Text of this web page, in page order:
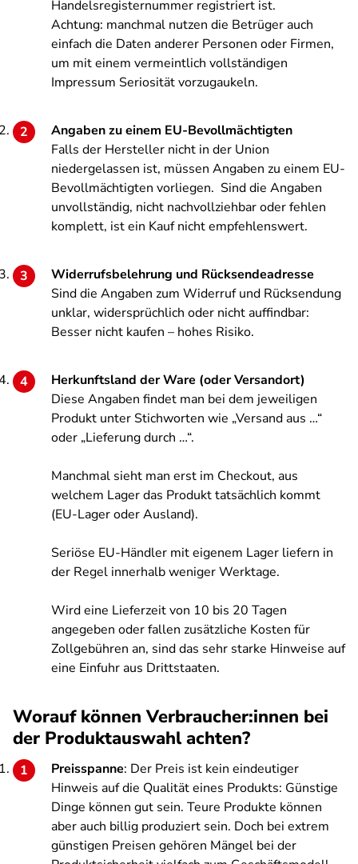
Handelsregisternummer registriert ist.
Achtung: manchmal nutzen die Betrüger auch
einfach die Daten anderer Personen oder Firmen,
um mit einem vermeintlich vollständigen
Impressum Seriosität vorzugaukeln.
Angaben zu einem EU-Bevollmächtigten
Falls der Hersteller nicht in der Union
niedergelassen ist, müssen Angaben zu einem EU-
Bevollmächtigten vorliegen. Sind die Angaben
unvollständig, nicht nachvollziehbar oder fehlen
komplett, ist ein Kauf nicht empfehlenswert.
Widerrufsbelehrung und Rücksendeadresse
Sind die Angaben zum Widerruf und Rücksendung
unklar, widersprüchlich oder nicht auffindbar:
Besser nicht kaufen – hohes Risiko.
Herkunftsland der Ware (oder Versandort)
Diese Angaben findet man bei dem jeweiligen
Produkt unter Stichworten wie „Versand aus …“
oder „Lieferung durch …“.
Manchmal sieht man erst im Checkout, aus
welchem Lager das Produkt tatsächlich kommt
(EU-Lager oder Ausland).
Seriöse EU-Händler mit eigenem Lager liefern in
der Regel innerhalb weniger Werktage.
Wird eine Lieferzeit von 10 bis 20 Tagen
angegeben oder fallen zusätzliche Kosten für
Zollgebühren an, sind das sehr starke Hinweise auf
eine Einfuhr aus Drittstaaten.
Worauf können Verbraucher:innen bei
der Produktauswahl achten?
Preisspanne: Der Preis ist kein eindeutiger
Hinweis auf die Qualität eines Produkts: Günstige
Dinge können gut sein. Teure Produkte können
aber auch billig produziert sein. Doch bei extrem
günstigen Preisen gehören Mängel bei der